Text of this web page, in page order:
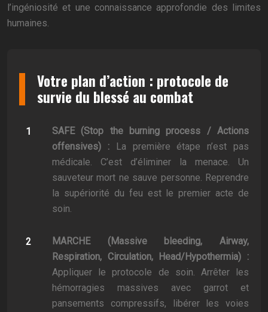
l’ingéniosité et une connaissance approfondie des limites
humaines.
Votre plan d’action : protocole de
survie du blessé au combat
SAFE (Stop the burning process / Actions
offensives) :La première étape n’est pas
médicale. C’est d’éliminer la menace. Un
sauveteur mort ne sauve personne. Reprendre
la supériorité du feu est le premier acte de
soin.
MARCHE (Massive bleeding, Airway,
Respiration, Circulation, Head/Hypothermia) :
Appliquer le protocole de soin. Arrêter les
hémorragies massives avec garrot et
pansements compressifs, libérer les voies